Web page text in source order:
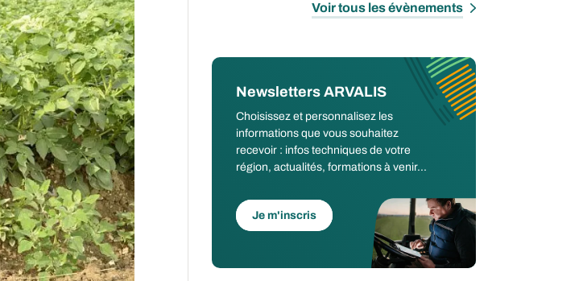
Voir tous les évènements
Newsletters ARVALIS
Choisissez et personnalisez les
informations que vous souhaitez
recevoir : infos techniques de votre
région, actualités, formations à venir...
Je m'inscris